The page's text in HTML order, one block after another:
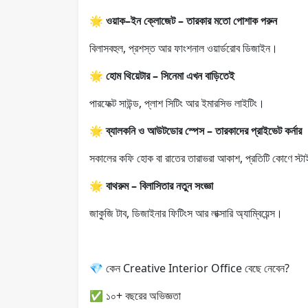
🌟 ওয়াক–ইন ক্লোজেট – তারকার মতো পোশাক পরুন
বিলাসবহুল, প্রশস্ত আর ফাংশনাল ওয়ার্ডরোব ডিজাইন।
🌟 হোম থিয়েটার – সিনেমা এখন বাড়িতেই
পারফেক্ট সাউন্ড, প্লাশ সিটিং আর ইমারসিভ লাইটিং।
🌟ব্যালকনি ও আউটডোর স্পেস – তারকাদের প্রাইভেট কর্নার
সকালের কফি হোক বা রাতের তারাভরা আকাশ, প্রতিটি কোণে
🌟 বাথরুম – বিলাসিতার নতুন সংজ্ঞা
জাকুজি টাব, ডিজাইনার ফিটিংস আর লাক্সারি অ্যাম্বিয়েন্স।
💎 কেন Creative Interior Office বেছে নেবেন?
✅ ১০+ বছরের অভিজ্ঞতা